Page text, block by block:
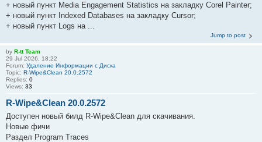
+ новый пункт Media Engagement Statistics на закладку Corel Painter;
+ новый пункт Indexed Databases на закладку Cursor;
+ новый пункт Logs на ...
Jump to post
by R-tt Team
29 Jul 2026, 18:22
Forum: Удаление Информации с Диска
Topic: R-Wipe&Clean 20.0.2572
Replies: 0
Views: 33
R-Wipe&Clean 20.0.2572
Доступен новый билд R-Wipe&Clean для скачивания.
Новые фичи
Раздел Program Traces